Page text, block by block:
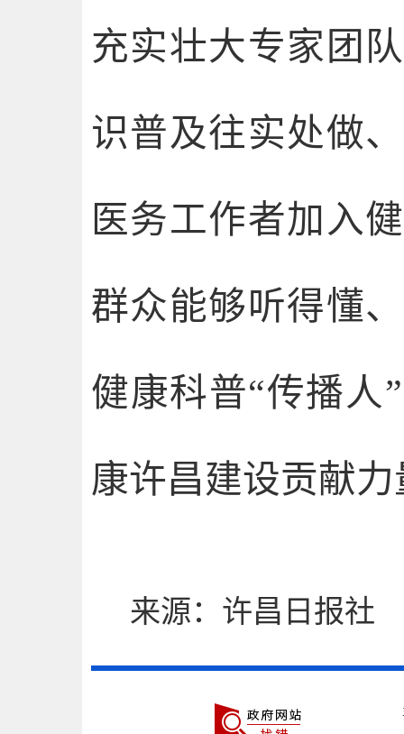
充实壮大专家团
识普及往实处做
医务工作者加入
群众能够听得懂
健康科普“传播人
康许昌建设贡献力
来源：许昌日报社